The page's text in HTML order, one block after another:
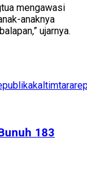
mengawasi
anaknya
ujarnya.
183